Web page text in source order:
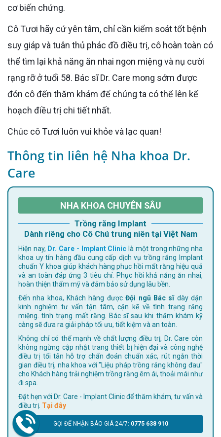
cơ biến chứng.
Cô Tươi hãy cứ yên tâm, chỉ cần kiểm soát tốt bệnh
suy giáp và tuân thủ phác đồ điều trị, cô hoàn toàn có
thể tìm lại khả năng ăn nhai ngon miệng và nụ cười
rạng rỡ ở tuổi 58. Bác sĩ Dr. Care mong sớm được
đón cô đến thăm khám để chúng ta có thể lên kế
hoạch điều trị chi tiết nhất.
Chúc cô Tươi luôn vui khỏe và lạc quan!
Thông tin liên hệ Nha khoa Dr.
Care
NHA KHOA CHUYÊN SÂU
Trồng răng Implant
Dành riêng cho Cô Chú trung niên tại Việt Nam
Hiện nay, Dr. Care - Implant Clinic là một trong những nha
khoa uy tín hàng đầu cung cấp dịch vụ trồng răng Implant
chuẩn Y khoa giúp khách hàng phục hồi mất răng hiệu quả
và an toàn đáp ứng 3 tiêu chí: Phục hồi khả năng ăn nhai,
hoàn thiện thẩm mỹ và đảm bảo sử dụng lâu bền.
Đến nha khoa, Khách hàng đượcĐội ngũ Bác sĩdày dặn
kinh nghiệm tư vấn tận tâm, cặn kẽ về tình trạng răng
miệng. tình trạng mất răng. Bác sĩ sau khi thăm khám kỹ
càng sẽ đưa ra giải pháp tối ưu, tiết kiệm và an toàn.
Không chỉ có thế mạnh về chất lượng điều trị, Dr. Care còn
không ngừng cập nhật trang thiết bị hiện đại và công nghệ
điều trị tối tân hỗ trợ chẩn đoán chuẩn xác, rút ngắn thời
gian điều trị, nha khoa với "Liệu pháp trồng răng không đau"
cho Khách hàng trải nghiệm trồng răng êm ái, thoải mái như
đi spa.
Đặt hẹn với Dr. Care - Implant Clinic để thăm khám, tư vấn và
điều trị. Tại đây
GỌI ĐỂ NHẬN BÁO GIÁ 24/7: 0775 638 910